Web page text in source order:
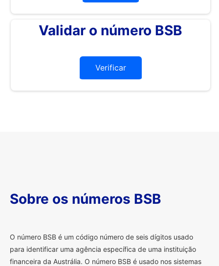
Validar o número BSB
Verificar
Sobre os números BSB
O número BSB é um código número de seis dígitos usado
para identificar uma agência específica de uma instituição
financeira da Austrália. O número BSB é usado nos sistemas